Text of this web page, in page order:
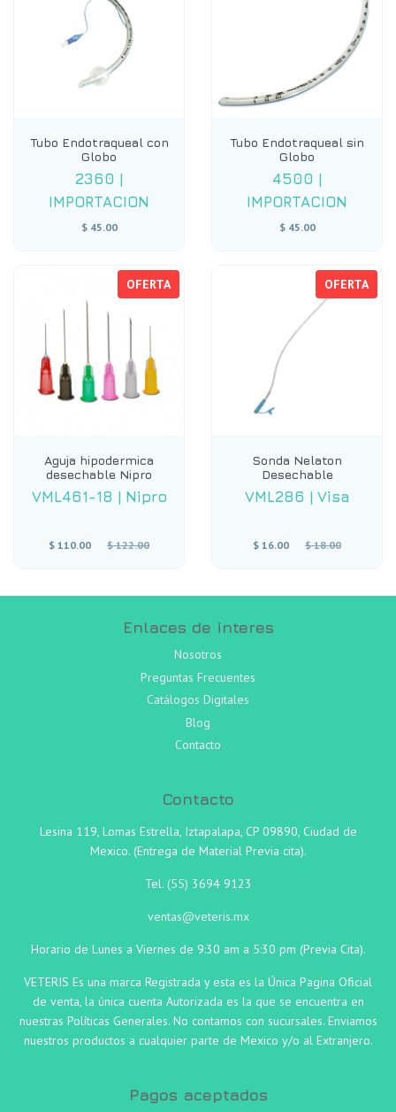
Tubo Endotraqueal con
Globo
2360 |
IMPORTACION
$ 45.00
Tubo Endotraqueal sin
Globo
4500 |
IMPORTACION
$ 45.00
OFERTA
Aguja hipodermica
desechable Nipro
VML461-18 | Nipro
$ 110.00
Precio
$ 122.00
OFERTA
Sonda Nelaton
Desechable
VML286 | Visa
$ 16.00
Precio
$ 18.00
Enlaces de interes
Nosotros
Preguntas Frecuentes
Catálogos Digitales
Blog
Contacto
Contacto
Lesina 119, Lomas Estrella, Iztapalapa, CP 09890, Ciudad de
Mexico. (Entrega de Material Previa cita).
Tel. (55) 3694 9123
ventas@veteris.mx
Horario de Lunes a Viernes de 9:30 am a 5:30 pm (Previa Cita).
VETERIS Es una marca Registrada y esta es la Única Pagina Oficial
de venta, la única cuenta Autorizada es la que se encuentra en
nuestras Políticas Generales. No contamos con sucursales. Enviamos
nuestros productos a cualquier parte de Mexico y/o al Extranjero.
Pagos aceptados